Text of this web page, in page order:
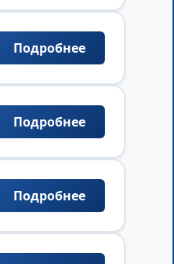
Подробнее
Подробнее
Подробнее